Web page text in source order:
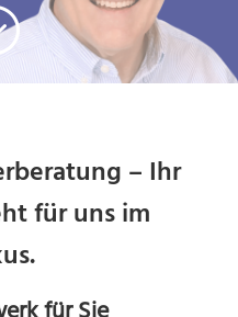
– Ihr
für uns im